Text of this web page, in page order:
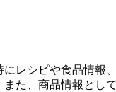
レシピや食品情
た、商品情報と